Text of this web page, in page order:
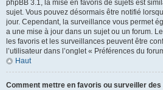
phpBB 3.1, la mise en favoris de sujets est
sujet. Vous pouvez désormais être notifié
jour. Cependant, la surveillance vous permet
a une mise à jour dans un sujet ou un forum.
les favoris et les surveillances peuvent être
l’utilisateur dans l’onglet « Préférences du
Haut
Comment mettre en favoris ou surveiller des